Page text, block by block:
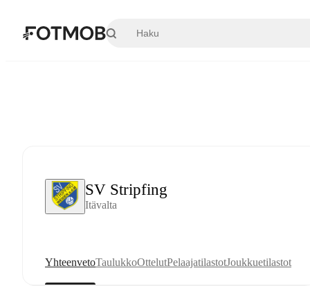
SV Stripfing
Itävalta
YhteenvetoTaulukkoOttelutPelaajatilastotJoukkuetilastot